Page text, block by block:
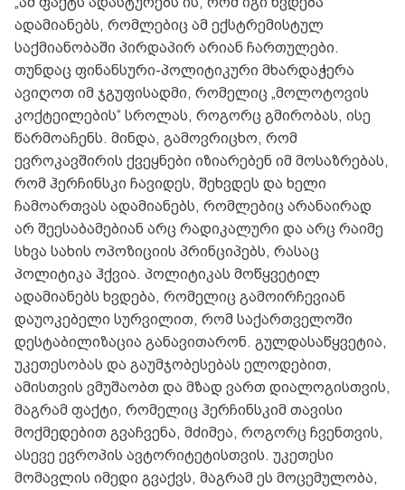
ადამიანებს, რომლებიც ამ ექსტრემისტულ
საქმიანობაში პირდაპირ არიან ჩართულები.
თუნდაც ფინანსური-პოლიტიკური მხარდაჭერა
ავიღოთ იმ ჯგუფისადმი, რომელიც „მოლოტოვის
კოქტეილების“ სროლას, როგორც გმირობას, ისე
წარმოაჩენს. მინდა, გამოვრიცხო, რომ
ევროკავშირის ქვეყნები იზიარებენ იმ მოსაზრებას,
რომ ჰერჩინსკი ჩავიდეს, შეხვდეს და ხელი
ჩამოართვას ადამიანებს, რომლებიც არანაირად
არ შეესაბამებიან არც რადიკალური და არც რაიმე
სხვა სახის ოპოზიციის პრინციპებს, რასაც
პოლიტიკა ჰქვია. პოლიტიკას მოწყვეტილ
ადამიანებს ხვდება, რომელიც გამოირჩევიან
დაუოკებელი სურვილით, რომ საქართველოში
დესტაბილიზაცია განავითარონ. გულდასაწყვეტია,
უკეთესობას და გაუმჯობესებას ელოდებით,
ამისთვის ვმუშაობთ და მზად ვართ დიალოგისთვის,
მაგრამ ფაქტი, რომელიც ჰერჩინსკიმ თავისი
მოქმედებით გვაჩვენა, მძიმეა, როგორც ჩვენთვის,
ასევე ევროპის ავტორიტეტისთვის. უკეთესი
მომავლის იმედი გვაქვს, მაგრამ ეს მოცემულობა,